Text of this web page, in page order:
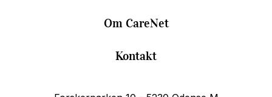
Om CareNet
Kontakt